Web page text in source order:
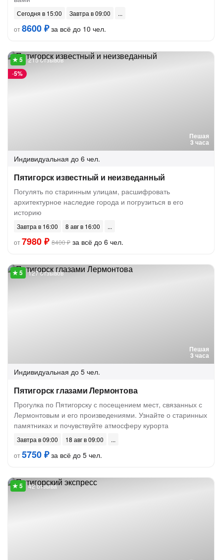
Сегодня в 15:00
Завтра в 09:00
от8600 ₽за всё до 10 чел.
Пешая
3 часа
-5%
215 отзывов
Индивидуальная до 6 чел.
Пятигорск известный и неизведанный
Погулять по старинным улицам, расшифровать
архитектурное наследие города и погрузиться в его
историю
Завтра в 16:00
8 авг в 16:00
от7980 ₽ 8400 ₽ за всё до 6 чел.
Пешая
3 часа
127 отзывов
Индивидуальная до 5 чел.
Пятигорск глазами Лермонтова
Прогулка по Пятигорску с посещением мест, связанных с
Лермонтовым и его произведениями. Узнайте о старинных
памятниках и почувствуйте атмосферу курорта
Завтра в 09:00
18 авг в 09:00
от5750 ₽за всё до 5 чел.
42 отзыва